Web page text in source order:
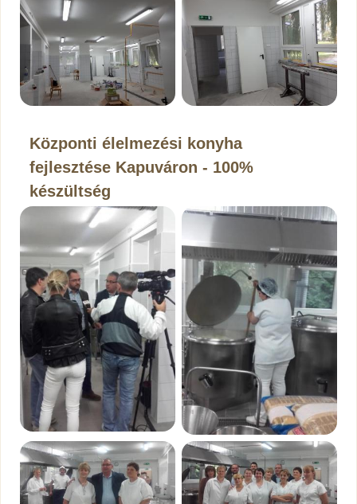
Központi élelmezési konyha
fejlesztése Kapuváron - 100%
készültség